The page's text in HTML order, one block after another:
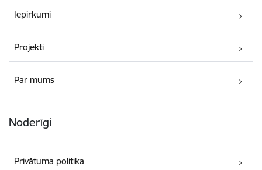
Iepirkumi
Projekti
Par mums
Noderīgi
Privātuma politika